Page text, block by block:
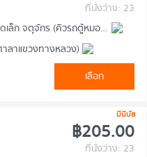
ที่นั่งว่าง: 23
สถานีเดินรถโดยสารขนาดเล็ก จตุจักร (คิวรถตู้หมอชิต 2)
ลาแขวงทางหลวง)
เลือก
มินิบัส
฿205.00
ที่นั่งว่าง: 23